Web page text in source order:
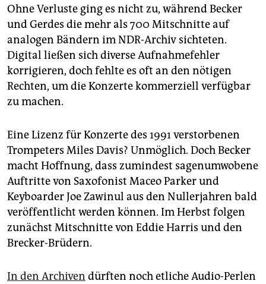
Ohne Verluste ging es nicht zu, während Becker
und Gerdes die mehr als 700 Mitschnitte auf
analogen Bändern im NDR-Archiv sichteten.
Digital ließen sich diverse Aufnahmefehler
korrigieren, doch fehlte es oft an den nötigen
Rechten, um die Konzerte kommerziell verfügbar
zu machen.
Eine Lizenz für Konzerte des 1991 verstorbenen
Trompeters Miles Davis? Unmöglich. Doch Becker
macht Hoffnung, dass zumindest sagenumwobene
Auftritte von Saxofonist Maceo Parker und
Keyboarder Joe Zawinul aus den Nullerjahren bald
veröffentlicht werden können. Im Herbst folgen
zunächst Mitschnitte von Eddie Harris und den
Brecker-Brüdern.
In den Archiven dürften noch etliche Audio-Perlen